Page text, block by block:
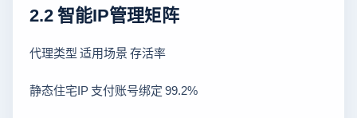
2.2 智能IP管理矩阵
代理类型 适用场景 存活率
静态住宅IP 支付账号绑定 99.2%